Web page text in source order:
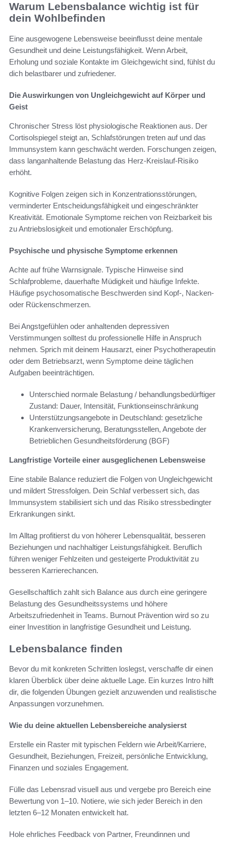
Warum Lebensbalance wichtig ist für
dein Wohlbefinden
Eine ausgewogene Lebensweise beeinflusst deine mentale
Gesundheit und deine Leistungsfähigkeit. Wenn Arbeit,
Erholung und soziale Kontakte im Gleichgewicht sind, fühlst du
dich belastbarer und zufriedener.
Die Auswirkungen von Ungleichgewicht auf Körper und
Geist
Chronischer Stress löst physiologische Reaktionen aus. Der
Cortisolspiegel steigt an, Schlafstörungen treten auf und das
Immunsystem kann geschwächt werden. Forschungen zeigen,
dass langanhaltende Belastung das Herz-Kreislauf-Risiko
erhöht.
Kognitive Folgen zeigen sich in Konzentrationsstörungen,
verminderter Entscheidungsfähigkeit und eingeschränkter
Kreativität. Emotionale Symptome reichen von Reizbarkeit bis
zu Antriebslosigkeit und emotionaler Erschöpfung.
Psychische und physische Symptome erkennen
Achte auf frühe Warnsignale. Typische Hinweise sind
Schlafprobleme, dauerhafte Müdigkeit und häufige Infekte.
Häufige psychosomatische Beschwerden sind Kopf-, Nacken-
oder Rückenschmerzen.
Bei Angstgefühlen oder anhaltenden depressiven
Verstimmungen solltest du professionelle Hilfe in Anspruch
nehmen. Sprich mit deinem Hausarzt, einer Psychotherapeutin
oder dem Betriebsarzt, wenn Symptome deine täglichen
Aufgaben beeinträchtigen.
Unterschied normale Belastung / behandlungsbedürftiger
Zustand: Dauer, Intensität, Funktionseinschränkung
Unterstützungsangebote in Deutschland: gesetzliche
Krankenversicherung, Beratungsstellen, Angebote der
Betrieblichen Gesundheitsförderung (BGF)
Langfristige Vorteile einer ausgeglichenen Lebensweise
Eine stabile Balance reduziert die Folgen von Ungleichgewicht
und mildert Stressfolgen. Dein Schlaf verbessert sich, das
Immunsystem stabilisiert sich und das Risiko stressbedingter
Erkrankungen sinkt.
Im Alltag profitierst du von höherer Lebensqualität, besseren
Beziehungen und nachhaltiger Leistungsfähigkeit. Beruflich
führen weniger Fehlzeiten und gesteigerte Produktivität zu
besseren Karrierechancen.
Gesellschaftlich zahlt sich Balance aus durch eine geringere
Belastung des Gesundheitssystems und höhere
Arbeitszufriedenheit in Teams. Burnout Prävention wird so zu
einer Investition in langfristige Gesundheit und Leistung.
Lebensbalance finden
Bevor du mit konkreten Schritten loslegst, verschaffe dir einen
klaren Überblick über deine aktuelle Lage. Ein kurzes Intro hilft
dir, die folgenden Übungen gezielt anzuwenden und realistische
Anpassungen vorzunehmen.
Wie du deine aktuellen Lebensbereiche analysierst
Erstelle ein Raster mit typischen Feldern wie Arbeit/Karriere,
Gesundheit, Beziehungen, Freizeit, persönliche Entwicklung,
Finanzen und soziales Engagement.
Fülle das Lebensrad visuell aus und vergebe pro Bereich eine
Bewertung von 1–10. Notiere, wie sich jeder Bereich in den
letzten 6–12 Monaten entwickelt hat.
Hole ehrliches Feedback von Partner, Freundinnen und